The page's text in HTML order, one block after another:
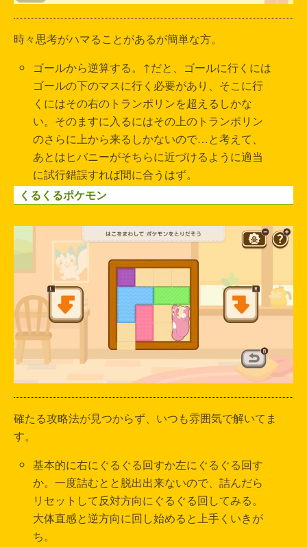
時々思考がハマることがあるが簡単な方。
ゴールから逆算する。↑だと、ゴールに行くには
ゴールの下のマスに行く必要があり、そこに行
くにはその右のトランポリンを超えるしかな
い。そのますに入るにはその上のトランポリン
のさらに上から来るしかないので…と考えて、
あとはヒバニーがそちらに近づけるように適当
に試行錯誤すれば間に合うはず。
くるくるポケモン
確たる攻略法が見つからず、いつも雰囲気で解いてま
す。
基本的に右にぐるぐる回すか左にぐるぐる回す
か。一度詰むとと脱出出来ないので、詰んだら
リセットして反対方向にぐるぐる回してみる。
大体直感と逆方向に回し始めると上手くいきが
ち。